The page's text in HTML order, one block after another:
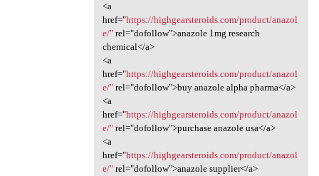
<a
href="https://highgearsteroids.com/product/anazol
e/"rel="dofollow">anazole 1mg research
chemical</a>
<a
href="https://highgearsteroids.com/product/anazol
e/"rel="dofollow">buy anazole alpha pharma</a>
<a
href="https://highgearsteroids.com/product/anazol
e/"rel="dofollow">purchase anazole usa</a>
<a
href="https://highgearsteroids.com/product/anazol
e/"rel="dofollow">anazole supplier</a>